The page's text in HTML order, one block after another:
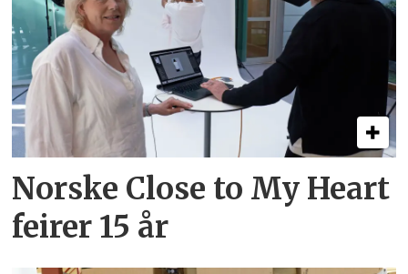
Norske Close to My Heart
feirer 15 år